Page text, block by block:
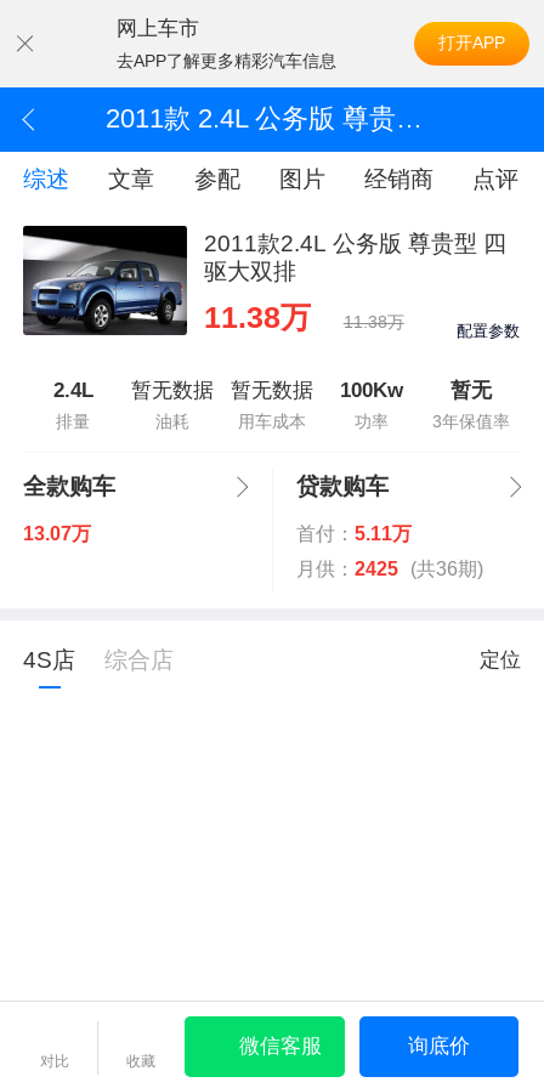
网上车市
去APP了解更多精彩汽车信息
打开APP
2011款 2.4L 公务版 尊贵型 四驱大双排
综述 文章 参配 图片 经销商 点评
2011款2.4L 公务版 尊贵型 四
驱大双排
11.38万 11.38万 配置参数
2.4L
排量
暂无数据
油耗
暂无数据
用车成本
100Kw
功率
暂无
3年保值率
全款购车
13.07万
贷款购车
首付： 5.11万
月供： 2425 (共36期)
4S店 综合店 定位
对比 收藏
微信客服 询底价